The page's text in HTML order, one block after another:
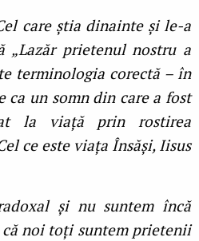
care știa dinainte și le-a
„Lazăr prietenul nostru a
terminologia corectă – în
ca un somn din care a fost
la viață prin rostirea
ce este viața Însăși, Iisus
și nu suntem încă
noi toți suntem prietenii